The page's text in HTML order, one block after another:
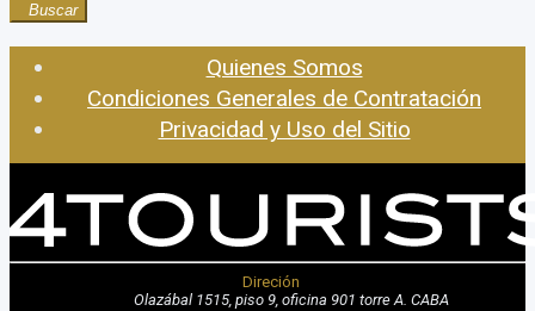
Buscar
Quienes Somos
Condiciones Generales de Contratación
Privacidad y Uso del Sitio
Direción
Olazábal 1515, piso 9, oficina 901 torre A. CABA